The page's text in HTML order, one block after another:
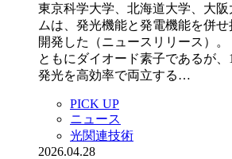
東京科学大学、北海道大学、大
ムは、発光機能と発電機能を併
開発した（ニュースリリース）
ともにダイオード素子であるが
発光を高効率で両立する…
PICK UP
ニュース
光関連技術
2026.04.28